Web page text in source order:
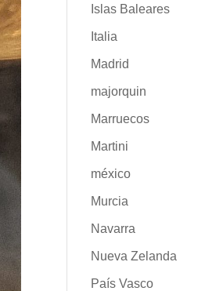
Islas Baleares
Italia
Madrid
majorquin
Marruecos
Martini
méxico
Murcia
Navarra
Nueva Zelanda
País Vasco